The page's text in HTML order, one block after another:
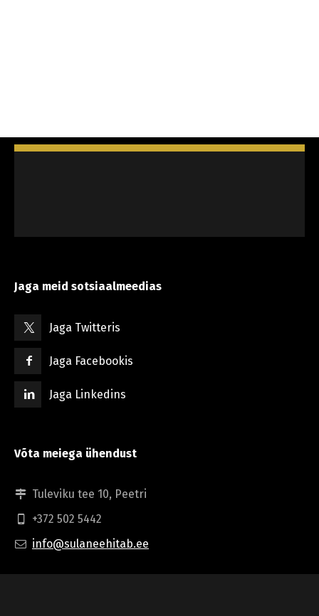
Jaga meid sotsiaalmeedias
Jaga Twitteris
Jaga Facebookis
Jaga Linkedins
Võta meiega ühendust
Tuleviku tee 10, Peetri
+372 502 5442
info@sulaneehitab.ee